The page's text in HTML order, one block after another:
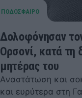
Δολοφόνησαν
Ορσονί, κατά τη
μητέρας του
Αναστάτωση και
και ευρύτερα στη